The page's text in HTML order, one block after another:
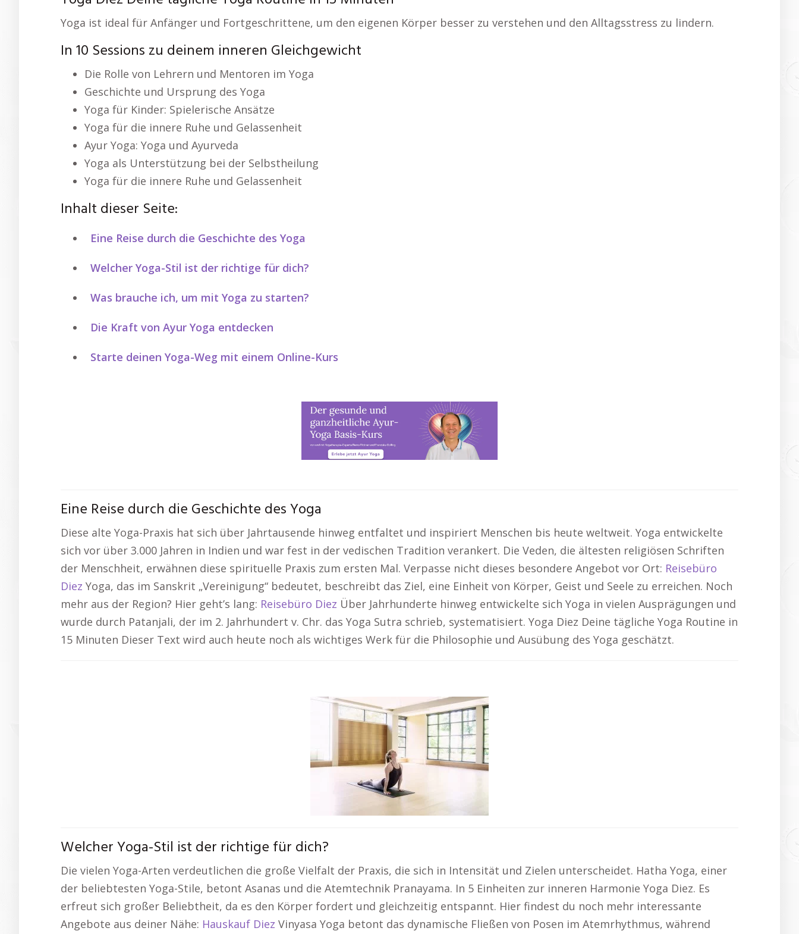
Yoga ist ideal für Anfänger und Fortgeschrittene, um den eigenen Körper besser zu verstehen und den Alltagsstress zu lindern.
In 10 Sessions zu deinem inneren Gleichgewicht
Die Rolle von Lehrern und Mentoren im Yoga
Geschichte und Ursprung des Yoga
Yoga für Kinder: Spielerische Ansätze
Yoga für die innere Ruhe und Gelassenheit
Ayur Yoga: Yoga und Ayurveda
Yoga als Unterstützung bei der Selbstheilung
Yoga für die innere Ruhe und Gelassenheit
Inhalt dieser Seite:
Eine Reise durch die Geschichte des Yoga
Welcher Yoga-Stil ist der richtige für dich?
Was brauche ich, um mit Yoga zu starten?
Die Kraft von Ayur Yoga entdecken
Starte deinen Yoga-Weg mit einem Online-Kurs
Eine Reise durch die Geschichte des Yoga
Diese alte Yoga-Praxis hat sich über Jahrtausende hinweg entfaltet und inspiriert Menschen bis heute weltweit. Yoga entwickelte
sich vor über 3.000 Jahren in Indien und war fest in der vedischen Tradition verankert. Die Veden, die ältesten religiösen Schriften
der Menschheit, erwähnen diese spirituelle Praxis zum ersten Mal. Verpasse nicht dieses besondere Angebot vor Ort: Reisebüro
Diez Yoga, das im Sanskrit „Vereinigung“ bedeutet, beschreibt das Ziel, eine Einheit von Körper, Geist und Seele zu erreichen. Noch
mehr aus der Region? Hier geht’s lang: Reisebüro Diez Über Jahrhunderte hinweg entwickelte sich Yoga in vielen Ausprägungen und
wurde durch Patanjali, der im 2. Jahrhundert v. Chr. das Yoga Sutra schrieb, systematisiert. Yoga Diez Deine tägliche Yoga Routine in
15 Minuten Dieser Text wird auch heute noch als wichtiges Werk für die Philosophie und Ausübung des Yoga geschätzt.
Welcher Yoga-Stil ist der richtige für dich?
Die vielen Yoga-Arten verdeutlichen die große Vielfalt der Praxis, die sich in Intensität und Zielen unterscheidet. Hatha Yoga, einer
der beliebtesten Yoga-Stile, betont Asanas und die Atemtechnik Pranayama. In 5 Einheiten zur inneren Harmonie Yoga Diez. Es
erfreut sich großer Beliebtheit, da es den Körper fordert und gleichzeitig entspannt. Hier findest du noch mehr interessante
Angebote aus deiner Nähe: Hauskauf Diez Vinyasa Yoga betont das dynamische Fließen von Posen im Atemrhythmus, während